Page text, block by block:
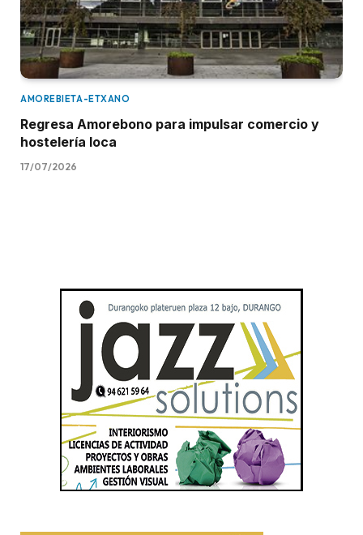
AMOREBIETA-ETXANO
Regresa Amorebono para impulsar comercio y
hostelería loca
17/07/2026